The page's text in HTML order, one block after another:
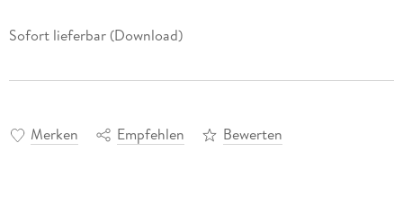
Sofort lieferbar (Download)
Merken Empfehlen Bewerten